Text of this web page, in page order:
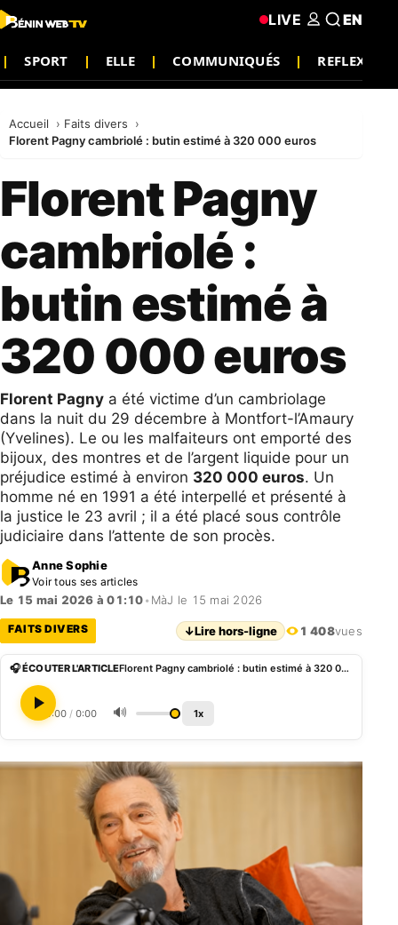
SPORT ELLE COMMUNIQUÉS REFLEXION
LIVE EN
Accueil
Faits divers
Florent Pagny cambriolé : butin estimé à 320 000 euros
Florent Pagny
cambriolé :
butin estimé à
320 000 euros
Florent Pagny a été victime d’un cambriolage
dans la nuit du 29 décembre à Montfort-l’Amaury
(Yvelines). Le ou les malfaiteurs ont emporté des
bijoux, des montres et de l’argent liquide pour un
préjudice estimé à environ 320 000 euros. Un
homme né en 1991 a été interpellé et présenté à
la justice le 23 avril ; il a été placé sous contrôle
judiciaire dans l’attente de son procès.
Anne Sophie
Voir tous ses articles
Le 15 mai 2026 à 01:10• MàJ le 15 mai 2026
FAITS DIVERS ↓Lire hors-ligne 1 408vues
🎧 ÉCOUTER L'ARTICLE Florent Pagny cambriolé : butin estimé à 320 000 euros
0:00 / 0:00 🔊 1x